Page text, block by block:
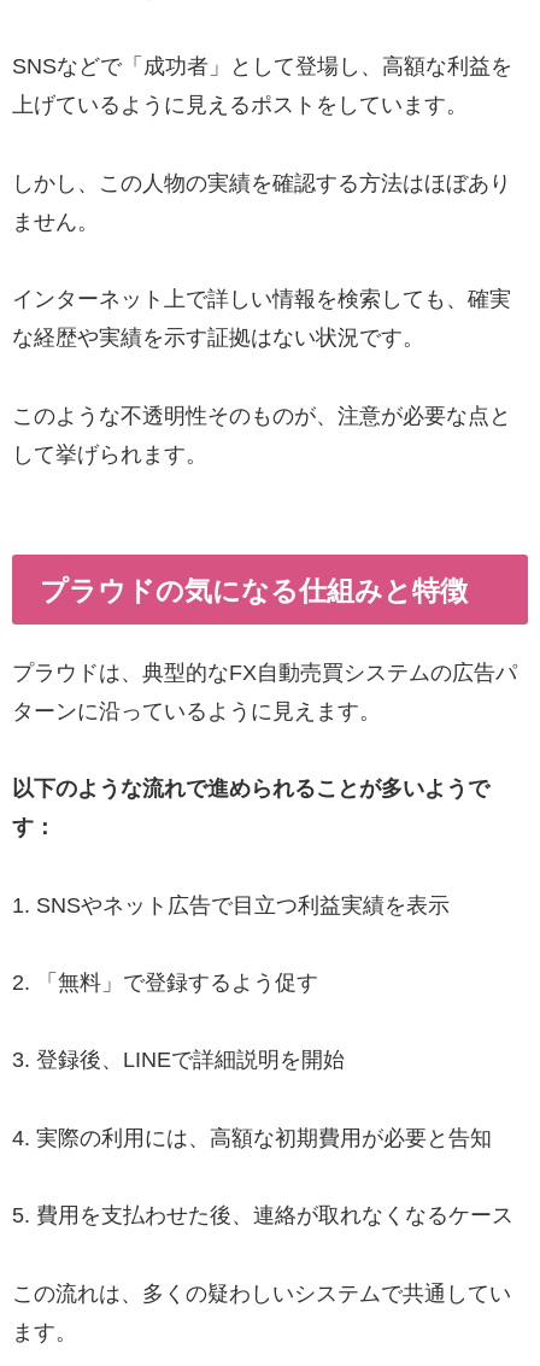
SNSなどで「成功者」として登場し、高額な利益を
上げているように見えるポストをしています。
しかし、この人物の実績を確認する方法はほぼあり
ません。
インターネット上で詳しい情報を検索しても、確実
な経歴や実績を示す証拠はない状況です。
このような不透明性そのものが、注意が必要な点と
して挙げられます。
プラウドの気になる仕組みと特徴
プラウドは、典型的なFX自動売買システムの広告パ
ターンに沿っているように見えます。
以下のような流れで進められることが多いようで
す：
1. SNSやネット広告で目立つ利益実績を表示
2. 「無料」で登録するよう促す
3. 登録後、LINEで詳細説明を開始
4. 実際の利用には、高額な初期費用が必要と告知
5. 費用を支払わせた後、連絡が取れなくなるケース
この流れは、多くの疑わしいシステムで共通してい
ます。